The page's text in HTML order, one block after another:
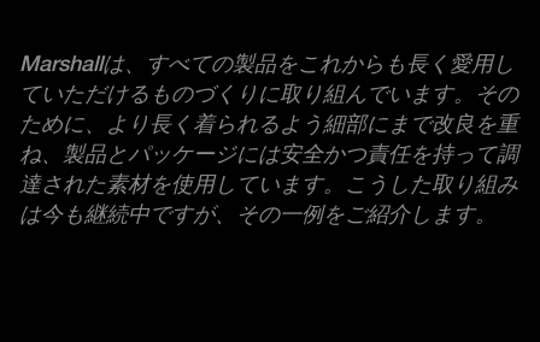
Marshallは、すべての製品をこれからも長く愛用し
ていただけるものづくりに取り組んでいます。その
ために、より長く着られるよう細部にまで改良を重
ね、製品とパッケージには安全かつ責任を持って調
達された素材を使用しています。こうした取り組み
は今も継続中ですが、その一例をご紹介します。